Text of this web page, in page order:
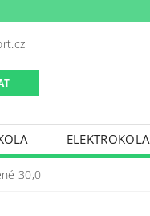
ELEKTROKOLA
BIO POTRAVINY
30,0